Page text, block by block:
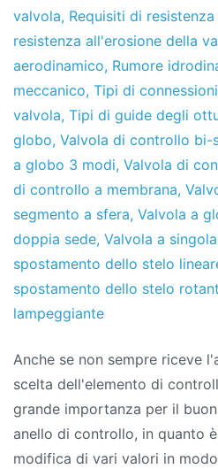
valvola, Requisiti di
resistenza all'erosione della
aerodinamico, Rumore
meccanico, Tipi di
valvola, Tipi di guide degli
globo, Valvola di controllo bi-
a globo 3 modi, Valvola di
di controllo a membrana,
segmento a sfera, Valvola a
doppia sede, Valvola a
spostamento dello stelo
spostamento dello stelo
lampeggiante
Anche se non sempre riceve
scelta dell'elemento di
grande importanza per il
anello di controllo, in quanto
modifica di vari valori in